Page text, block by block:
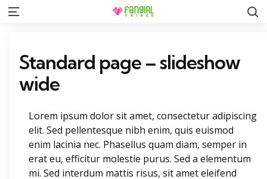
Menu
Standard page – slideshow
wide
Lorem ipsum dolor sit amet, consectetur adipiscing
elit. Sed pellentesque nibh enim, quis euismod
enim lacinia nec. Phasellus quam diam, semper in
erat eu, efficitur molestie purus. Sed a elementum
mi. Sed interdum mattis risus, sit amet eleifend